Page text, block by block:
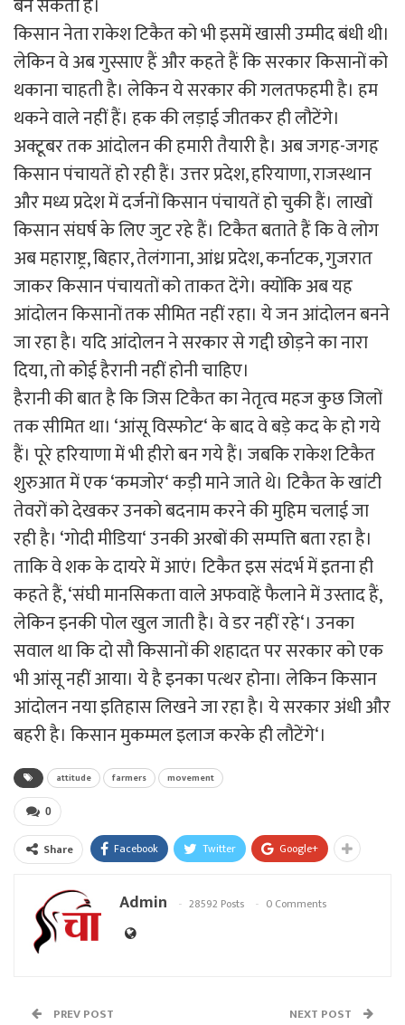
किसान नेता राकेश टिकैत को भी इसमें खासी उम्मीद बंधी थी।
लेकिन वे अब गुस्साए हैं और कहते हैं कि सरकार किसानों को
थकाना चाहती है। लेकिन ये सरकार की गलतफहमी है। हम
थकने वाले नहीं हैं। हक की लड़ाई जीतकर ही लौटेंगे।
अक्टूबर तक आंदोलन की हमारी तैयारी है। अब जगह-जगह
किसान पंचायतें हो रही हैं। उत्तर प्रदेश, हरियाणा, राजस्थान
और मध्य प्रदेश में दर्जनों किसान पंचायतें हो चुकी हैं। लाखों
किसान संघर्ष के लिए जुट रहे हैं। टिकैत बताते हैं कि वे लोग
अब महाराष्ट्र, बिहार, तेलंगाना, आंध्र प्रदेश, कर्नाटक, गुजरात
जाकर किसान पंचायतों को ताकत देंगे। क्योंकि अब यह
आंदोलन किसानों तक सीमित नहीं रहा। ये जन आंदोलन बनने
जा रहा है। यदि आंदोलन ने सरकार से गद्दी छोड़ने का नारा
दिया, तो कोई हैरानी नहीं होनी चाहिए।
हैरानी की बात है कि जिस टिकैत का नेतृत्व महज कुछ जिलों
तक सीमित था। ‘आंसू विस्फोट‘ के बाद वे बड़े कद के हो गये
हैं। पूरे हरियाणा में भी हीरो बन गये हैं। जबकि राकेश टिकैत
शुरुआत में एक ‘कमजोर‘ कड़ी माने जाते थे। टिकैत के खांटी
तेवरों को देखकर उनको बदनाम करने की मुहिम चलाई जा
रही है। ‘गोदी मीडिया‘ उनकी अरबों की सम्पत्ति बता रहा है।
ताकि वे शक के दायरे में आएं। टिकैत इस संदर्भ में इतना ही
कहते हैं, ‘संघी मानसिकता वाले अफवाहें फैलाने में उस्ताद हैं,
लेकिन इनकी पोल खुल जाती है। वे डर नहीं रहे‘। उनका
सवाल था कि दो सौ किसानों की शहादत पर सरकार को एक
भी आंसू नहीं आया। ये है इनका पत्थर होना। लेकिन किसान
आंदोलन नया इतिहास लिखने जा रहा है। ये सरकार अंधी और
बहरी है। किसान मुकम्मल इलाज करके ही लौटेंगे‘।
attitude farmers movement
0
Share Facebook Twitter Google+
Admin 28592 Posts 0 Comments
PREV POST NEXT POST